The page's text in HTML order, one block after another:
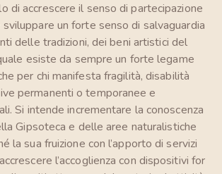
di accrescere il senso di partecipazione
un forte senso di salvaguardia
delle tradizioni, dei beni artistici del
esiste da sempre un forte legame
per chi manifesta fragilità, disabilità
permanenti o temporanee e
Si intende incrementare la conoscenza
Gipsoteca e delle aree naturalistiche
la sua fruizione con l’apporto di servizi
l’accoglienza con dispositivi for